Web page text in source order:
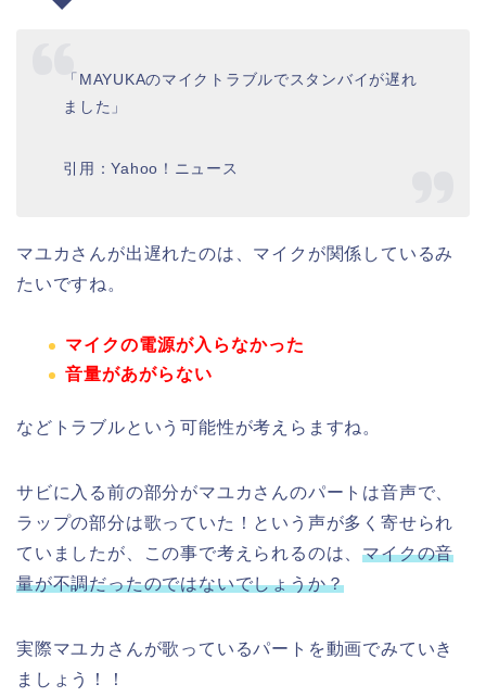
「MAYUKAのマイクトラブルでスタンバイが遅れ
ました」
引用：Yahoo！ニュース
マユカさんが出遅れたのは、マイクが関係しているみ
たいですね。
マイクの電源が入らなかった
音量があがらない
などトラブルという可能性が考えらますね。
サビに入る前の部分がマユカさんのパートは音声で、
ラップの部分は歌っていた！という声が多く寄せられ
ていましたが、この事で考えられるのは、マイクの音
量が不調だったのではないでしょうか？
実際マユカさんが歌っているパートを動画でみていき
ましょう！！